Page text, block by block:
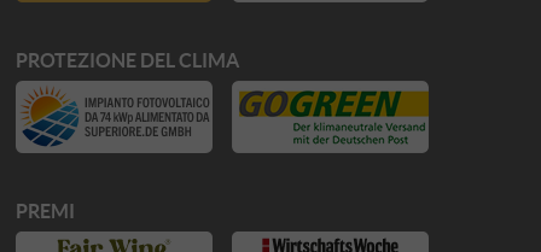
PROTEZIONE DEL CLIMA
PREMI